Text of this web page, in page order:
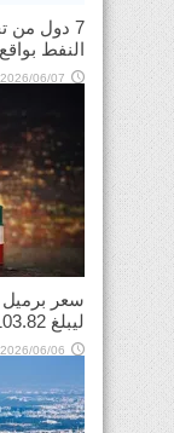
7 دول
النفط بواقع 188 ألف برميل في يوليو المقبل
2026/06/07
ليبلغ 103.82 دولاراً
2026/06/06